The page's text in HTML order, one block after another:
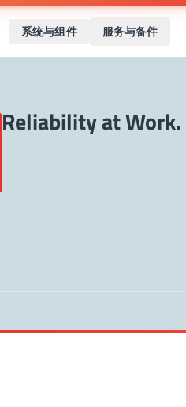
系统与组件 服务与备件
Reliability at Work.